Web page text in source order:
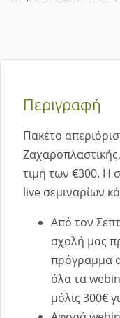
Περιγραφή
Πακέτο
τιμή των €300. Η
live σεμιναρίων
Από τον
σχολή μας
πρόγραμμα
όλα τα
μόλις 300€